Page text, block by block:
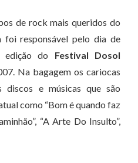
de rock mais queridos do
foi responsável pelo dia de
edição do Festival Dosol
Na bagagem os cariocas
discos e músicas que são
como “Bom é quando faz
“A Arte Do Insulto”,